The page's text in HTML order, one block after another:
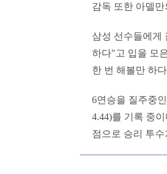
감독 또한 아델
삼성 선수들에게
하다"고 입을 모
한 번 해볼만 하
6연승을 질주중
4.44)를 기록 중
점으로 승리 투